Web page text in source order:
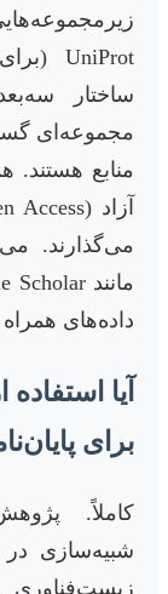
مجموعه‌ای
منابع هستند.
می‌گذارند.
داده‌های همراه
آیا
برای
کاملاً.
شبیه‌سازی